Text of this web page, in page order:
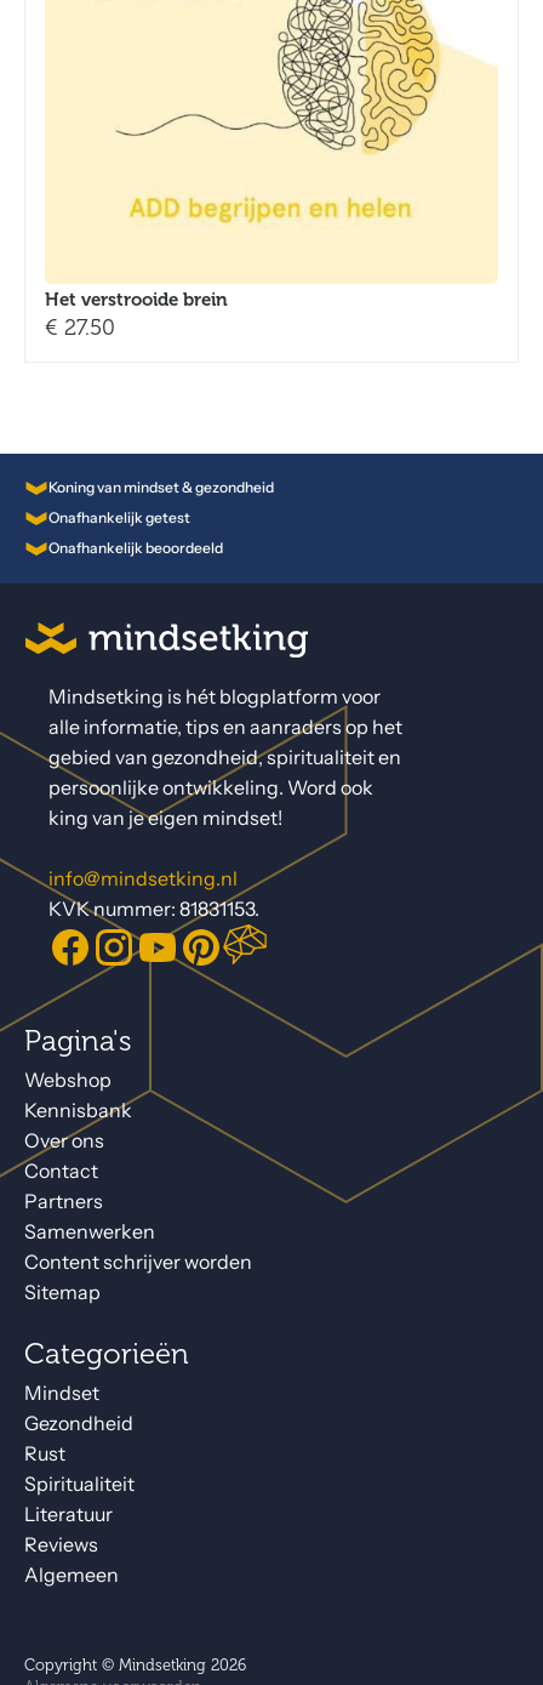
Het verstrooide brein
€ 27.50
Koning van mindset & gezondheid
Onafhankelijk getest
Onafhankelijk beoordeeld
Mindsetking is hét blogplatform voor
alle informatie, tips en aanraders op het
gebied van gezondheid, spiritualiteit en
persoonlijke ontwikkeling. Word ook
king van je eigen mindset!
info@mindsetking.nl
KVK nummer: 81831153.
Pagina's
Webshop
Kennisbank
Over ons
Contact
Partners
Samenwerken
Content schrijver worden
Sitemap
Categorieën
Mindset
Gezondheid
Rust
Spiritualiteit
Literatuur
Reviews
Algemeen
Copyright © Mindsetking 2026